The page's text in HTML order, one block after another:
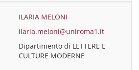
ILARIA MELONI
ilaria.meloni@uniroma1.it
Dipartimento di LETTERE E
CULTURE MODERNE